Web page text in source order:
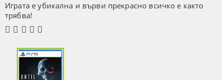
Играта е убикална и върви прекрасно всичко е както
трябва!